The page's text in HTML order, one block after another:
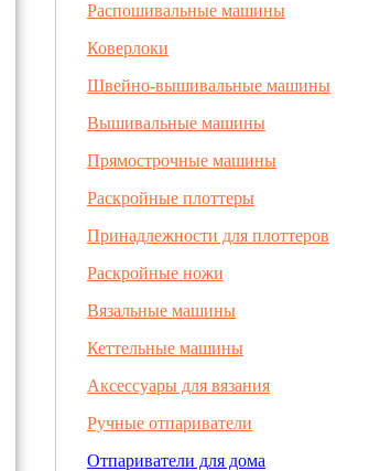
Распошивальные машины
Коверлоки
Швейно-вышивальные машины
Вышивальные машины
Прямострочные машины
Раскройные плоттеры
Принадлежности для плоттеров
Раскройные ножи
Вязальные машины
Кеттельные машины
Аксессуары для вязания
Ручные отпариватели
Отпариватели для дома